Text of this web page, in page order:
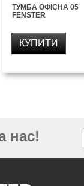
ТУМБА ОФІСНА 05
FENSTER
КУПИТИ
нас!